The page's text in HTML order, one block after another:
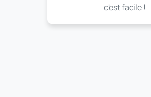
c'est facile !